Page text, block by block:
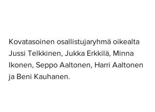
Kovatasoinen osallistujaryhmä oikealta
Jussi Telkkinen, Jukka Erkkilä, Minna
Ikonen, Seppo Aaltonen, Harri Aaltonen
ja Beni Kauhanen.